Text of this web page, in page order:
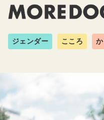
ジェンダー こころ